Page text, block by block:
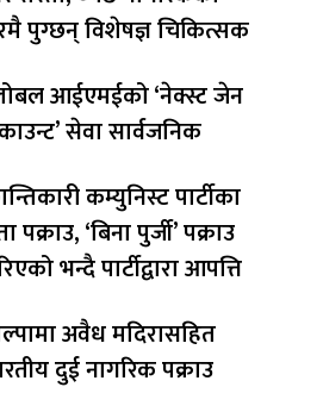
पुग्छन् विशेषज्ञ चिकित्सक
आईएमईको ‘नेक्स्ट जेन
सेवा सार्वजनिक
कम्युनिस्ट पार्टीका
पक्राउ, ‘बिना पुर्जी’ पक्राउ
भन्दै पार्टीद्वारा आपत्ति
अवैध मदिरासहित
दुई नागरिक पक्राउ